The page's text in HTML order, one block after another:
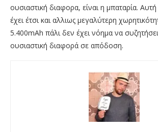
ουσιαστική διαφορα, είναι η μπαταρία.
έχει έτσι και αλλιως μεγαλύτερη
5.400mAh πάλι δεν έχει νόημα να συζητήσει
ουσιαστική διαφορά σε απόδοση.